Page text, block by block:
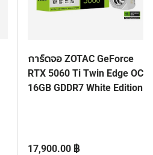
การ์ดจอ ZOTAC GeForce
RTX 5060 Ti Twin Edge OC
16GB GDDR7 White Edition
ราคาปกติ
17,900.00 ฿